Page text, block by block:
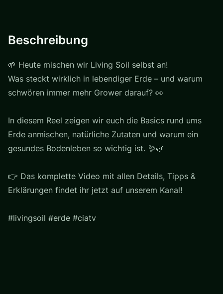
Beschreibung
🌱 Heute mischen wir Living Soil selbst an!
Was steckt wirklich in lebendiger Erde – und warum
schwören immer mehr Grower darauf? 👀
In diesem Reel zeigen wir euch die Basics rund ums
Erde anmischen, natürliche Zutaten und warum ein
gesundes Bodenleben so wichtig ist. 🪱🌿
👉 Das komplette Video mit allen Details, Tipps &
Erklärungen findet ihr jetzt auf unserem Kanal!
#livingsoil #erde #ciatv